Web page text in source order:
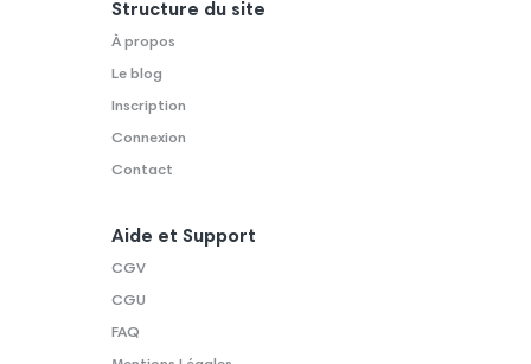
Structure du site
À propos
Le blog
Inscription
Connexion
Contact
Aide et Support
CGV
CGU
FAQ